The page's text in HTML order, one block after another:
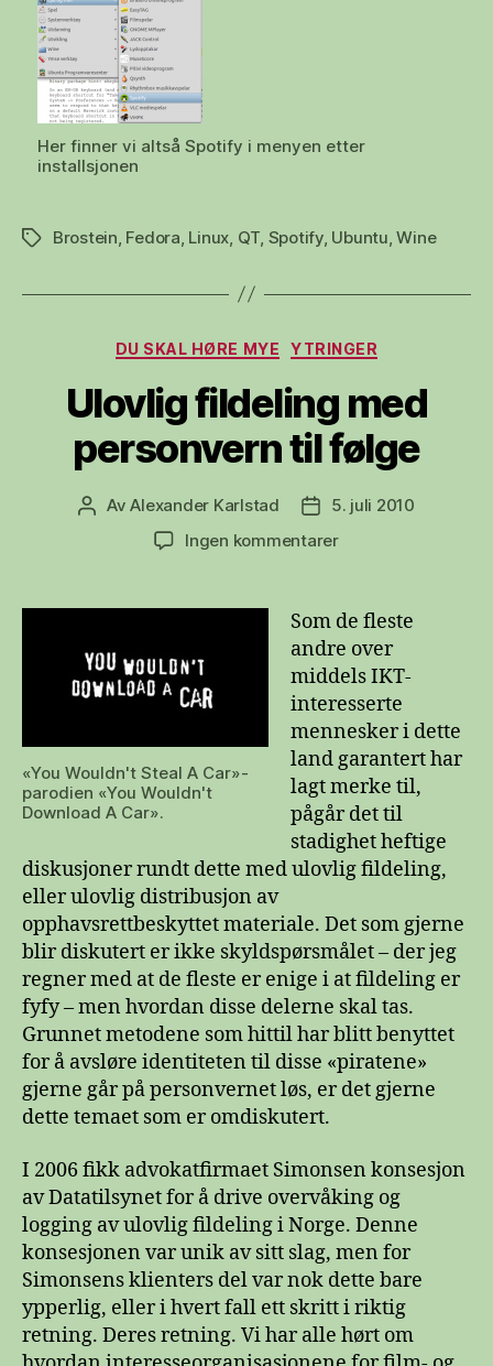
Her finner vi altså Spotify i menyen etter
installsjonen
StikkordBrostein, Fedora, Linux, QT, Spotify, Ubuntu,Wine
Kategorier
DU SKAL HØRE MYE YTRINGER
Ulovlig fildeling med
personvern til følge
Innleggsforfatter
AvAlexander Karlstad Publiseringsdato
5. juli 2010
Ingen kommentarertil
med
til
følge
«You Wouldn't Steal A Car»-
parodien «You Wouldn't
Download A Car».
Som de fleste
andre over
middels IKT-
interesserte
mennesker i dette
land garantert har
lagt merke til,
pågår det til
stadighet heftige
diskusjoner rundt dette med ulovlig fildeling,
eller ulovlig distribusjon av
opphavsrettbeskyttet materiale. Det som gjerne
blir diskutert er ikke skyldspørsmålet – der jeg
regner med at de fleste er enige i at fildeling er
fyfy – men hvordan disse delerne skal tas.
Grunnet metodene som hittil har blitt benyttet
for å avsløre identiteten til disse «piratene»
gjerne går på personvernet løs, er det gjerne
dette temaet som er omdiskutert.
I 2006 fikk advokatfirmaet Simonsen konsesjon
av Datatilsynet for å drive overvåking og
logging av ulovlig fildeling i Norge. Denne
konsesjonen var unik av sitt slag, men for
Simonsens klienters del var nok dette bare
ypperlig, eller i hvert fall ett skritt i riktig
retning. Deres retning. Vi har alle hørt om